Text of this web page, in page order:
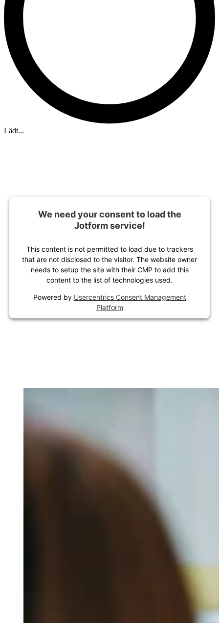
Lädt...
We need your consent to load the
Jotform service!
This content is not permitted to load due to trackers
that are not disclosed to the visitor. The website owner
needs to setup the site with their CMP to add this
content to the list of technologies used.
Powered by Usercentrics Consent Management
Platform